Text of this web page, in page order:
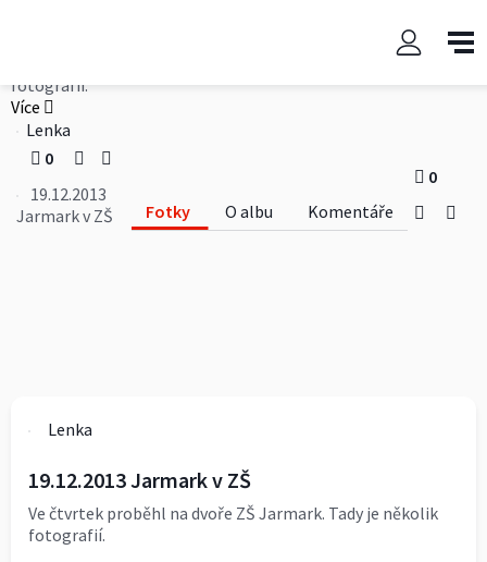
fotografií.
Více
Lenka
0
19.12.2013
Jarmark v ZŠ
Fotky O albu Komentáře
0
Lenka
19.12.2013 Jarmark v ZŠ
Ve čtvrtek proběhl na dvoře ZŠ Jarmark. Tady je několik
fotografií.